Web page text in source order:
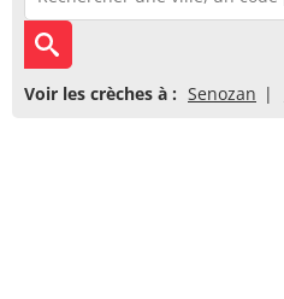
Voir les crèches à : Senozan